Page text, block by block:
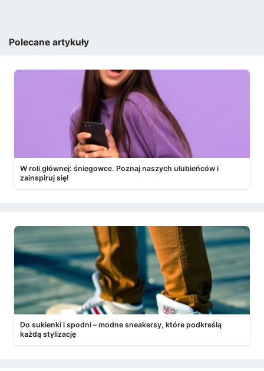
Polecane artykuły
W roli głównej: śniegowce. Poznaj naszych ulubieńców i
zainspiruj się!
Do sukienki i spodni – modne sneakersy, które podkreślą
każdą stylizację